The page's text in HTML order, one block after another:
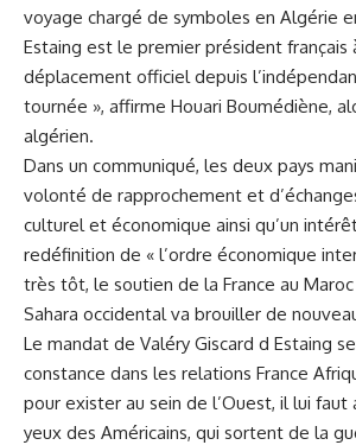
voyage chargé de symboles en Algérie
Estaing est le premier président français
déplacement officiel depuis
tournée », affirme Houari Boumédiène,
algérien.
Dans un communiqué, les deux pays
volonté de rapprochement et
culturel et économique ainsi qu’un
redéfinition de « l’ordre économique
très tôt, le soutien de la France au
Sahara occidental va brouiller de
Le mandat de Valéry Giscard d Estaing
constance dans les relations France
pour exister au sein de l’Ouest, il lui faut
yeux des Américains, qui sortent de la